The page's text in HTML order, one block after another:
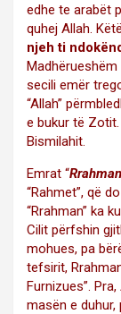
edhe te arabët
quhej Allah.
njeh ti
secili emër
“Allah”
e bukur të
Bismilahit.
Emrat “
“Rahmet”, që
“Rrahman” ka
Cilit përfshin
mohues, pa
tefsirit,
Furnizues”.
masën e